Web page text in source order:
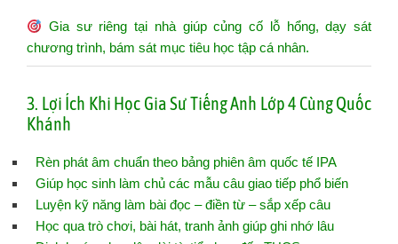
Gia sư riêng tại nhà giúp củng cố lỗ hổng, dạy sát
chương trình, bám sát mục tiêu học tập cá nhân.
3. Lợi Ích Khi Học Gia Sư Tiếng Anh Lớp 4 Cùng Quốc
Khánh
Rèn phát âm chuẩn theo bảng phiên âm quốc tế IPA
Giúp học sinh làm chủ các mẫu câu giao tiếp phổ biến
Luyện kỹ năng làm bài đọc – điền từ – sắp xếp câu
Học qua trò chơi, bài hát, tranh ảnh giúp ghi nhớ lâu